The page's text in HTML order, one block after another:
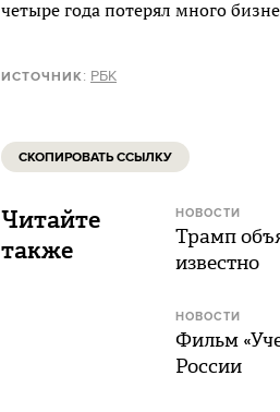
четыре года потерял много
ИСТОЧНИК: РБК
СКОПИРОВАТЬ ССЫЛКУ
Читайте
также
НОВОСТИ
Трамп
известно
НОВОСТИ
Фильм
России